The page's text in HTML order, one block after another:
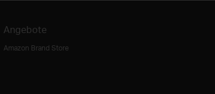
Angebote
Amazon Brand Store